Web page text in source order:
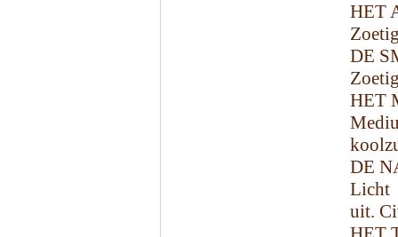
HET
DE
HET
DE
Licht
uit.